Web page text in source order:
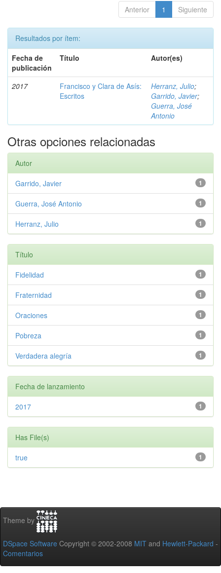
Anterior 1 Siguiente
Resultados por ítem:
Fecha de
publicación
Título Autor(es)
2017
Francisco y Clara de Asís:
Escritos
Herranz, Julio;
Garrido, Javier;
Guerra, José
Antonio
Otras opciones relacionadas
Autor
1
Garrido, Javier
1
Guerra, José Antonio
1
Herranz, Julio
Título
1
Fidelidad
1
Fraternidad
1
Oraciones
1
Pobreza
1
Verdadera alegría
Fecha de lanzamiento
1
2017
Has File(s)
1
true
Theme by
DSpace Software Copyright © 2002-2008 MIT and Hewlett-Packard -
Comentarios